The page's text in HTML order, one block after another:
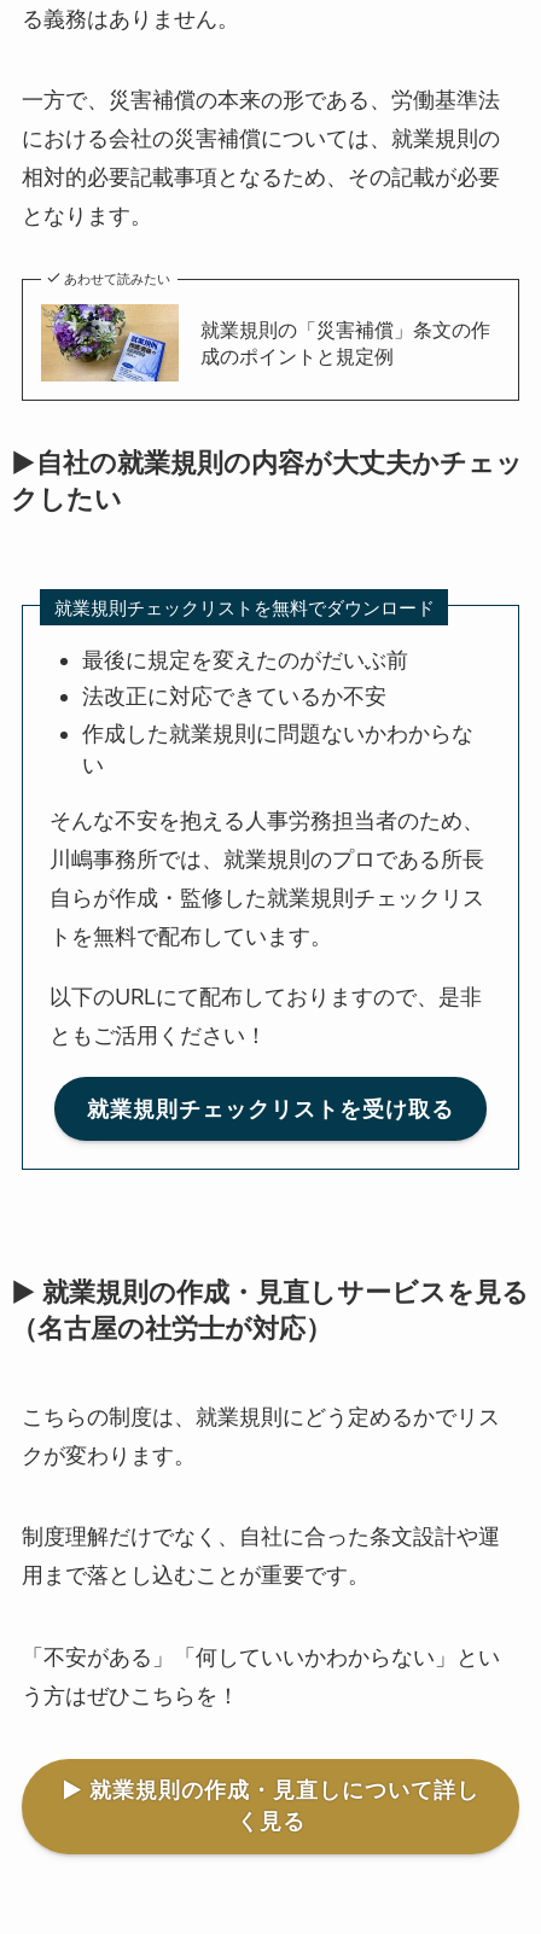
る義務はありません。
一方で、災害補償の本来の形である、労働基準法
における会社の災害補償については、就業規則の
相対的必要記載事項となるため、その記載が必要
となります。
あわせて読みたい
就業規則の「災害補償」条文の作
成のポイントと規定例
▶自社の就業規則の内容が大丈夫かチェッ
クしたい
就業規則チェックリストを無料でダウンロード
最後に規定を変えたのがだいぶ前
法改正に対応できているか不安
作成した就業規則に問題ないかわからな
い
そんな不安を抱える人事労務担当者のため、
川嶋事務所では、就業規則のプロである所長
自らが作成・監修した就業規則チェックリス
トを無料で配布しています。
以下のURLにて配布しておりますので、是非
ともご活用ください！
就業規則チェックリストを受け取る
▶ 就業規則の作成・見直しサービスを見る
（名古屋の社労士が対応）
こちらの制度は、就業規則にどう定めるかでリス
クが変わります。
制度理解だけでなく、自社に合った条文設計や運
用まで落とし込むことが重要です。
「不安がある」「何していいかわからない」とい
う方はぜひこちらを！
▶︎ 就業規則の作成・見直しについて詳し
く見る